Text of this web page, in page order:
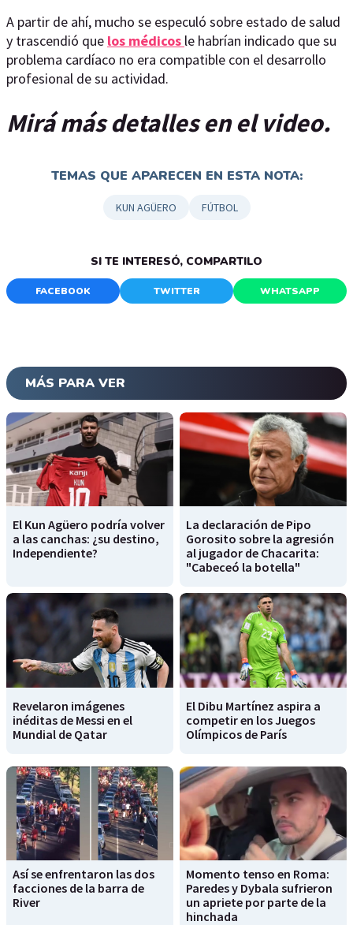
A partir de ahí, mucho se especuló sobre estado de salud
y trascendió que los médicos le habrían indicado que su
problema cardíaco no era compatible con el desarrollo
profesional de su actividad.
Mirá más detalles en el video.
TEMAS QUE APARECEN EN ESTA NOTA:
KUN AGÜERO FÚTBOL
SI TE INTERESÓ, COMPARTILO
FACEBOOK TWITTER WHATSAPP
MÁS PARA VER
El Kun Agüero podría volver
a las canchas: ¿su destino,
Independiente?
La declaración de Pipo
Gorosito sobre la agresión
al jugador de Chacarita:
"Cabeceó la botella"
Revelaron imágenes
inéditas de Messi en el
Mundial de Qatar
El Dibu Martínez aspira a
competir en los Juegos
Olímpicos de París
Así se enfrentaron las dos
facciones de la barra de
River
Momento tenso en Roma:
Paredes y Dybala sufrieron
un apriete por parte de la
hinchada